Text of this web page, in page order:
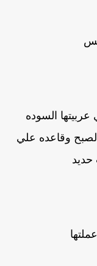
السوده
وقاعده علي